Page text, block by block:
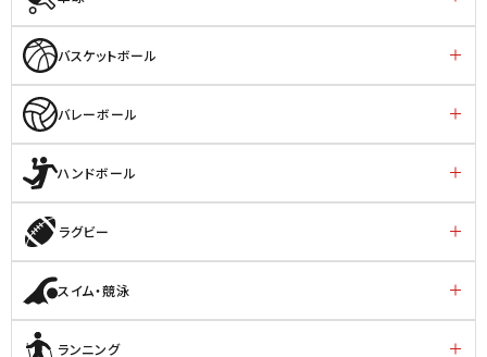
バスケットボール
バレーボール
ハンドボール
ラグビー
スイム・競泳
ランニング